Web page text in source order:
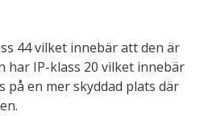
44 vilket innebär att den är
IP-klass 20 vilket innebär
på en mer skyddad plats där